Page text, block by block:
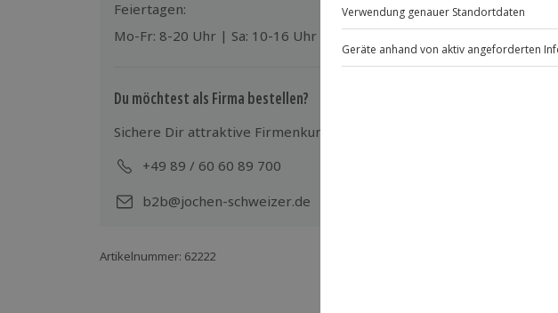
Gruppengröße: 5-20 Personen
Feiertagen:
Mo-Fr: 8-20 Uhr | Sa: 10-16 Uhr
Du möchtest als Firma bestellen?
Sichere Dir attraktive Firmenkunden Vorteile.
+49 89 / 60 60 89 700
b2b@jochen-schweizer.de
Artikelnummer: 62222